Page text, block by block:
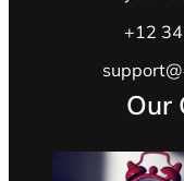
+12
Our